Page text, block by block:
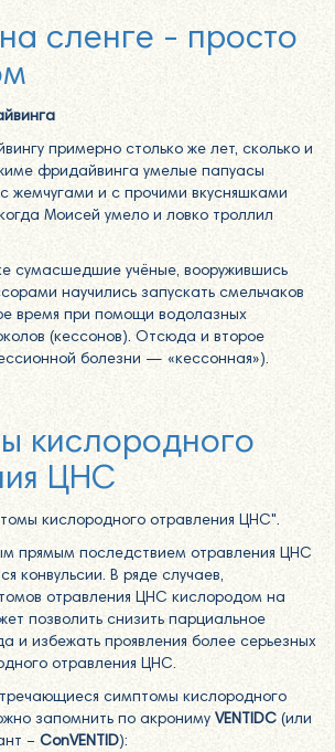
сленге - просто
примерно столько же лет, сколько и
фридайвинга умелые папуасы
жемчугами и с прочими вкусняшками
Моисей умело и ловко троллил
сумасшедшие учёные, вооружившись
научились запускать смельчаков
время при помощи водолазных
(кессонов). Отсюда и второе
болезни — «кессонная»).
кислородного
ЦНС
кислородного отравления ЦНС".
прямым последствием отравления ЦНС
конвульсии. В ряде случаев,
отравления ЦНС кислородом на
позволить снизить парциальное
и избежать проявления более серьезных
отравления ЦНС.
симптомы кислородного
запомнить по акрониму VENTIDC (или
– ConVENTID):